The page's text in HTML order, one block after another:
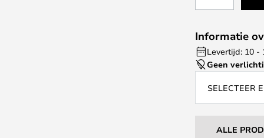
Informatie
Levertijd: 10 -
Geen
SELECTEER
ALLE